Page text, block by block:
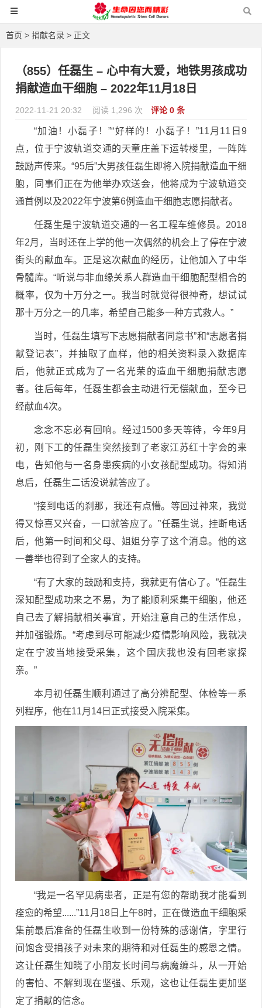
首页 > 捐献名录 > 正文
（855）任磊生 – 心中有大爱，地铁男孩成功
捐献造血干细胞 – 2022年11月18日
2022-11-21 20:32 阅读 1,296 次 评论 0 条
“加油！小磊子！”“好样的！小磊子！”11月11日9
点，位于宁波轨道交通的天童庄盖下运转楼里，一阵阵
鼓励声传来。“95后”大男孩任磊生即将入院捐献造血干细
胞，同事们正在为他举办欢送会，他将成为宁波轨道交
通首例以及2022年宁波第6例造血干细胞志愿捐献者。
任磊生是宁波轨道交通的一名工程车维修员。2018
年2月，当时还在上学的他一次偶然的机会上了停在宁波
街头的献血车。正是这次献血的经历，让他加入了中华
骨髓库。“听说与非血缘关系人群造血干细胞配型相合的
概率，仅为十万分之一。我当时就觉得很神奇，想试试
那十万分之一的几率，希望自己能多一种方式救人。”
当时，任磊生填写下志愿捐献者同意书”和“志愿者捐
献登记表”，并抽取了血样，他的相关资料录入数据库
后，他就正式成为了一名光荣的造血干细胞捐献志愿
者。往后每年，任磊生都会主动进行无偿献血，至今已
经献血4次。
念念不忘必有回响。经过1500多天等待，今年9月
初，刚下工的任磊生突然接到了老家江苏红十字会的来
电，告知他与一名身患疾病的小女孩配型成功。得知消
息后，任磊生二话没说就答应了。
“接到电话的刹那，我还有点懵。等回过神来，我觉
得又惊喜又兴奋，一口就答应了。”任磊生说，挂断电话
后，他第一时间和父母、姐姐分享了这个消息。他的这
一善举也得到了全家人的支持。
“有了大家的鼓励和支持，我就更有信心了。”任磊生
深知配型成功来之不易，为了能顺利采集干细胞，他还
自己去了解捐献相关事宜，开始注意自己的生活作息，
并加强锻炼。“考虑到尽可能减少疫情影响风险，我就决
定在宁波当地接受采集，这个国庆我也没有回老家探
亲。”
本月初任磊生顺利通过了高分辨配型、体检等一系
列程序，他在11月14日正式接受入院采集。
“我是一名罕见病患者，正是有您的帮助我才能看到
痊愈的希望......”11月18日上午8时，正在做造血干细胞采
集前最后准备的任磊生收到一份特殊的感谢信，字里行
间饱含受捐孩子对未来的期待和对任磊生的感恩之情。
这让任磊生知晓了小朋友长时间与病魔缠斗，从一开始
的害怕、不解到现在坚强、乐观，这也让任磊生更加坚
定了捐献的信念。